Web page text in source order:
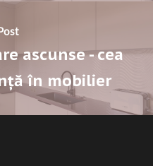
ascunse - cea
în mobilier